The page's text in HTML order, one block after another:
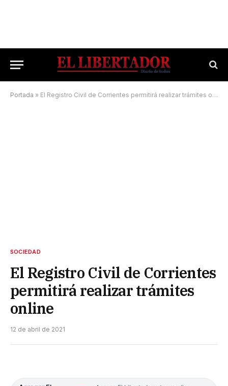
Portada » El Registro Civil de Corrientes permitirá realizar trámites online
SOCIEDAD
El Registro Civil de Corrientes
permitirá realizar trámites
online
12 de abril de 2021